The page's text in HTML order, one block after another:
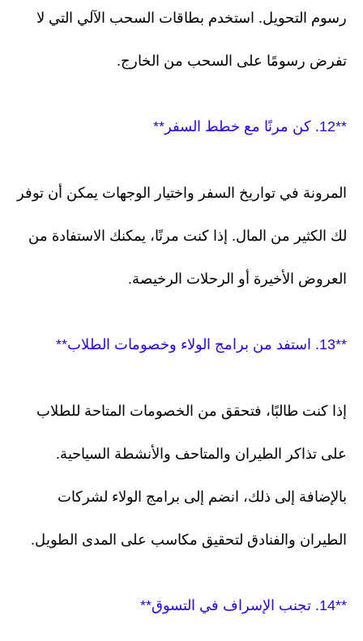
رسوم التحويل. استخدم بطاقات السحب الآلي التي لا
تفرض رسومًا على السحب من الخارج.
**12. كن مرنًا مع خطط السفر**
المرونة في تواريخ السفر واختيار الوجهات يمكن أن توفر
لك الكثير من المال. إذا كنت مرنًا، يمكنك الاستفادة من
العروض الأخيرة أو الرحلات الرخيصة.
**13. استفد من برامج الولاء وخصومات الطلاب**
إذا كنت طالبًا، فتحقق من الخصومات المتاحة للطلاب
على تذاكر الطيران والمتاحف والأنشطة السياحية.
بالإضافة إلى ذلك، انضم إلى برامج الولاء لشركات
الطيران والفنادق لتحقيق مكاسب على المدى الطويل.
**14. تجنب الإسراف في التسوق**